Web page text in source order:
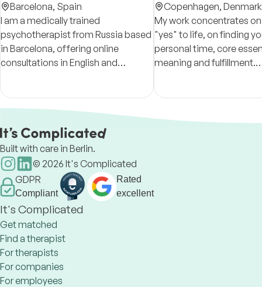
Barcelona, Spain
I am a medically trained
psychotherapist from Russia based
in Barcelona, offering online
consultations in English and
disorders, depression, trauma and
Copenhagen, Denmark
My work concentrates
"yes" to life, on finding
personal time, core
meaning and fulfillment.
coaching for individuals
Built with care in Berlin.
© 2026 It's Complicated
GDPR
Compliant
Rated
excellent
It's Complicated
Get matched
Find a therapist
For therapists
For companies
For employees